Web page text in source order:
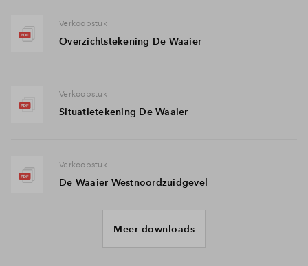
Verkoopstuk
Overzichtstekening De Waaier
Verkoopstuk
Situatietekening De Waaier
Verkoopstuk
De Waaier Westnoordzuidgevel
Meer downloads